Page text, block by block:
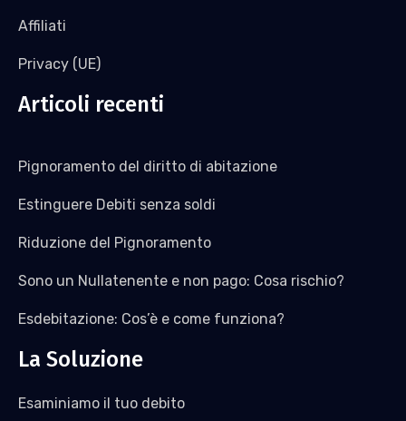
Affiliati
Privacy (UE)
Articoli recenti
Pignoramento del diritto di abitazione
Estinguere Debiti senza soldi
Riduzione del Pignoramento
Sono un Nullatenente e non pago: Cosa rischio?
Esdebitazione: Cos’è e come funziona?
La Soluzione
Esaminiamo il tuo debito